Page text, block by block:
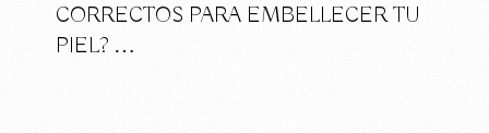
CORRECTOS PARA EMBELLECER TU
PIEL? …